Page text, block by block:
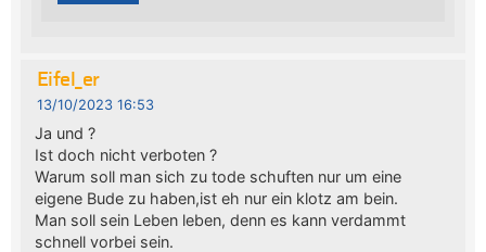
Eifel_er
13/10/2023 16:53
Ja und ?
Ist doch nicht verboten ?
Warum soll man sich zu tode schuften nur um eine
eigene Bude zu haben,ist eh nur ein klotz am bein.
Man soll sein Leben leben, denn es kann verdammt
schnell vorbei sein.